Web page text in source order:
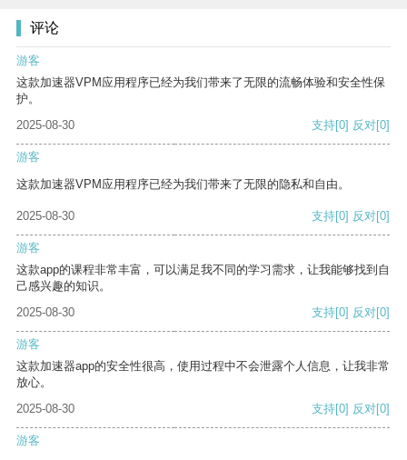
评论
游客
这款加速器VPM应用程序已经为我们带来了无限的流畅体验和安全性保
护。
2025-08-30
支持[0] 反对[0]
游客
这款加速器VPM应用程序已经为我们带来了无限的隐私和自由。
2025-08-30 支持[0] 反对[0]
游客
这款app的课程非常丰富，可以满足我不同的学习需求，让我能够找到自
己感兴趣的知识。
2025-08-30
支持[0] 反对[0]
游客
这款加速器app的安全性很高，使用过程中不会泄露个人信息，让我非常
放心。
2025-08-30
支持[0] 反对[0]
游客